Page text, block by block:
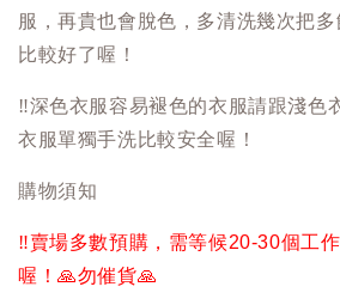
服，再貴也會脫色，多清洗幾次把
比較好了喔！
‼️深色衣服容易褪色的衣服請跟淺色
衣服單獨手洗比較安全喔！
購物須知
‼️賣場多數預購，需等候20-30個工
喔！🙏勿催貨🙏